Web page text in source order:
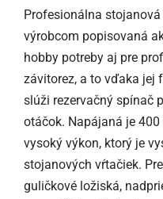
Profesionálna
výrobcom popisovaná
hobby potreby aj pre
závitorez, a to vďaka jej
slúži rezervačný spínač
otáčok. Napájaná je
vysoký výkon, ktorý je
stojanových vŕtačiek.
guličkové ložiská,